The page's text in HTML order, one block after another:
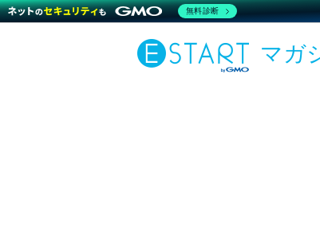
マガ
無料診断